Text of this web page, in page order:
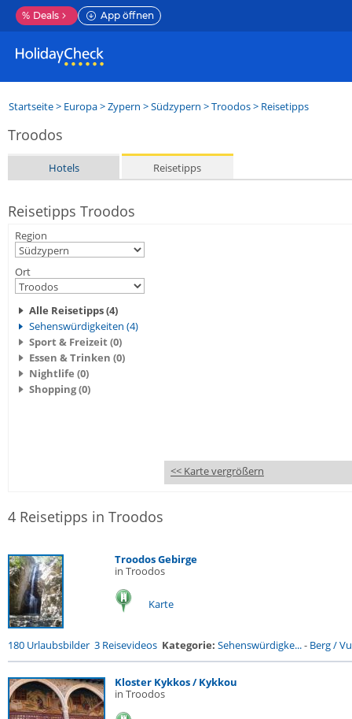
% Deals App öffnen
Startseite> Europa>Zypern >Südzypern >Troodos> Reisetipps
Troodos
Hotels Reisetipps
Reisetipps Troodos
Region
Ort
Alle Reisetipps (4)
Sehenswürdigkeiten (4)
Sport & Freizeit (0)
Essen & Trinken (0)
Nightlife (0)
Shopping (0)
<< Karte vergrößern
4 Reisetipps in Troodos
Troodos Gebirge
in Troodos
Karte
180 Urlaubsbilder 3 Reisevideos Kategorie: Sehenswürdigke...- Berg /
Kloster Kykkos / Kykkou
in Troodos